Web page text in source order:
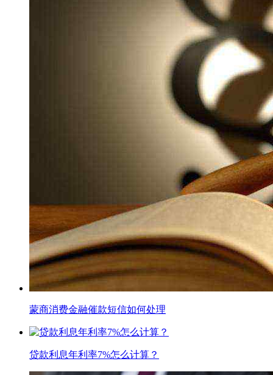
蒙商消费金融催款短信如何处理
贷款利息年利率7%怎么计算？